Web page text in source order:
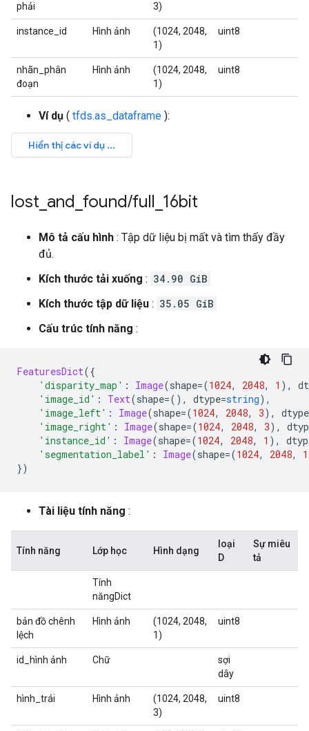
phải
3)
instance_id Hình ảnh
(1024, 2048,
1)
uint8
nhãn_phân
đoạn
Hình ảnh
(1024, 2048,
1)
uint8
Ví dụ ( tfds.as_dataframe ):
lost and found/full 16bit
Mô tả cấu hình : Tập dữ liệu bị mất và tìm thấy đầy
đủ.
Kích thước tải xuống : 34.90 GiB
Kích thước tập dữ liệu : 35.05 GiB
Cấu trúc tính năng :
FeaturesDict({
'disparity_map' : Image(shape=(1024, 2048, 1 ),
'image_id' : Text(shape=(), dtype=string),
'image_left' : Image(shape=(1024, 2048, 3),
dtype
'image_right' : Image(shape=(1024, 2048, 3),
'instance_id' : Image(shape=(1024, 2048, 1 ),
'segmentation_label' : Image(shape=(1024, 2048, 1
})
Tài liệu tính năng :
Tính năng Lớp học Hình dạng
loại
D
Sự miêu
tả
Tính
năngDict
bản đồ chênh
lệch
Hình ảnh
(1024, 2048,
1)
uint8
id_hình ảnh Chữ
sợi
dây
hình_trái Hình ảnh
(1024, 2048,
3)
uint8